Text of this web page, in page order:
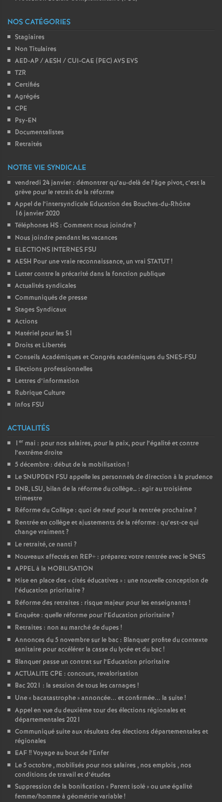
NOS CATÉGORIES
Stagiaires
Non Titulaires
AED-AP / AESH / CUI-CAE (PEC) AVS EVS
TZR
Certifiés
Agrégés
CPE
Psy-EN
Documentalistes
Retraités
NOTRE VIE SYNDICALE
vendredi 24 janvier : démontrer qu’au-delà de l’âge pivot, c’est la
grève pour le retrait de la réforme
Appel de l’intersyndicale Education des Bouches-du-Rhône
16 janvier 2020
Téléphones HS : Comment nous joindre?
Nous joindre pendant les vacances
ELECTIONS INTERNES FSU
AESH Pour une vraie reconnaissance, un vrai STATUT!
Lutter contre la précarité dans la fonction publique
Actualités syndicales
Communiqués de presse
Stages Syndicaux
Actions
Matériel pour les S1
Droits et Libertés
Conseils Académiques et Congrés académiques du SNES-FSU
Elections professionnelles
Lettres d’information
Rubrique Culture
Infos FSU
ACTUALITÉS
1 er mai : pour nos salaires, pour la paix, pour l’égalité et contre
l’extrême droite
5 décembre : début de la mobilisation !
Le SNUPDEN FSU appelle les personnels de direction à la prudence
DNB, LSU, bilan de la réforme du collège… : agir au troisième
trimestre
Réforme du Collège : quoi de neuf pour la rentrée prochaine?
Rentrée en collège et ajustements de la réforme : qu’est-ce qui
change vraiment?
Le retraité, ce nanti ?
Nouveaux affectés en REP+ : préparez votre rentrée avec le SNES
APPEL à la MOBILISATION
Mise en place des «cités éducatives » : une nouvelle conception de
l’éducation prioritaire?
Réforme des retraites : risque majeur pour les enseignants !
Enquête : quelle réforme pour l’Education prioritaire?
Retraites : non au marché de dupes !
Annonces du 5 novembre sur le bac : Blanquer profite du contexte
sanitaire pour accélérer la casse du lycée et du bac!
Blanquer passe un contrat sur l’Education prioritaire
ACTUALITE CPE : concours, revalorisation
Bac 2021 : la session de tous les carnages !
Une « bacatastrophe» annoncée... et confirmée... la suite!
Appel en vue du deuxième tour des élections régionales et
départementales 2021
Communiqué suite aux résultats des élections départementales et
régionales
EAF!! Voyage au bout de l’Enfer
Le 5 octobre , mobilisés pour nos salaires , nos emplois , nos
conditions de travail et d’études
Suppression de la bonification « Parent isolé» ou une égalité
femme/homme à géométrie variable!